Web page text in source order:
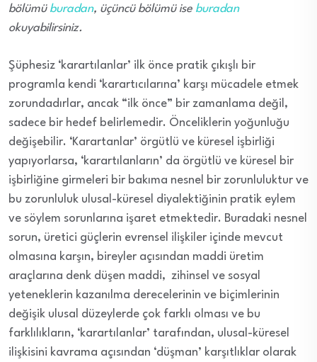
bölümü buradan, üçüncü bölümü ise buradan
okuyabilirsiniz.
Şüphesiz ‘karartılanlar’ ilk önce pratik çıkışlı bir
programla kendi ‘karartıcılarına’ karşı mücadele etmek
zorundadırlar, ancak “ilk önce” bir zamanlama değil,
sadece bir hedef belirlemedir. Önceliklerin yoğunluğu
değişebilir. ‘Karartanlar’ örgütlü ve küresel işbirliği
yapıyorlarsa, ‘karartılanların’ da örgütlü ve küresel bir
işbirliğine girmeleri bir bakıma nesnel bir zorunluluktur ve
bu zorunluluk ulusal-küresel diyalektiğinin pratik eylem
ve söylem sorunlarına işaret etmektedir. Buradaki nesnel
sorun, üretici güçlerin evrensel ilişkiler içinde mevcut
olmasına karşın, bireyler açısından maddi üretim
araçlarına denk düşen maddi, zihinsel ve sosyal
yeteneklerin kazanılma derecelerinin ve biçimlerinin
değişik ulusal düzeylerde çok farklı olması ve bu
farklılıkların, ‘karartılanlar’ tarafından, ulusal-küresel
ilişkisini kavrama açısından ‘düşman’ karşıtlıklar olarak